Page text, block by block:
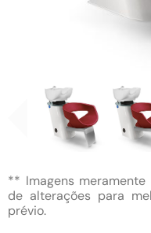
** Imagens
de alterações para
prévio.